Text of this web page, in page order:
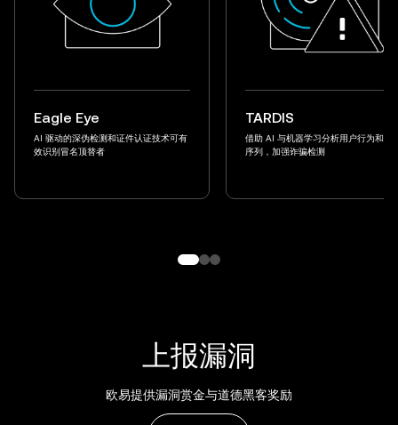
Eagle Eye
AI 驱动的深伪检测和证件认证技术可有
效识别冒名顶替者
TARDIS
借助 AI 与机器学习分析用户行为和交
序列，加强诈骗检测
上报漏洞
欧易提供漏洞赏金与道德黑客奖励